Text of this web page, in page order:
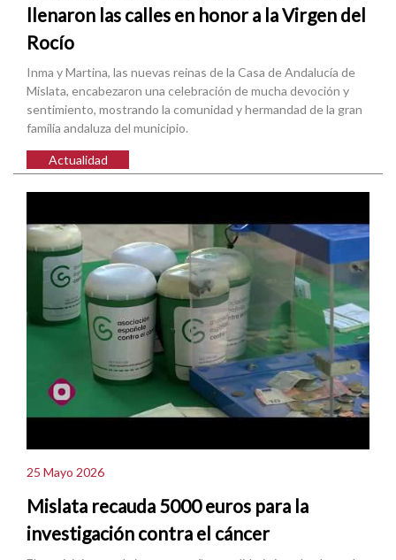
llenaron las calles en honor a la Virgen del
Rocío
Inma y Martina, las nuevas reinas de la Casa de Andalucía de
Mislata, encabezaron una celebración de mucha devoción y
sentimiento, mostrando la comunidad y hermandad de la gran
familia andaluza del municipio.
Actualidad
25 Mayo 2026
Mislata recauda 5000 euros para la
investigación contra el cáncer